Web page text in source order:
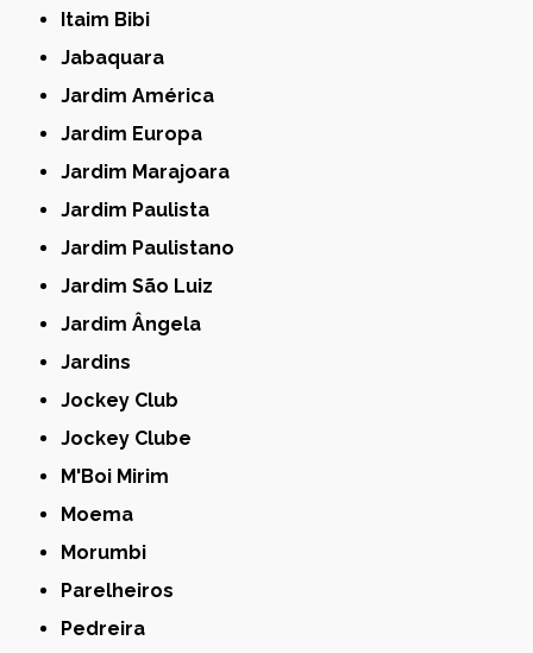
Itaim Bibi
Jabaquara
Jardim América
Jardim Europa
Jardim Marajoara
Jardim Paulista
Jardim Paulistano
Jardim São Luiz
Jardim Ângela
Jardins
Jockey Club
Jockey Clube
M'Boi Mirim
Moema
Morumbi
Parelheiros
Pedreira